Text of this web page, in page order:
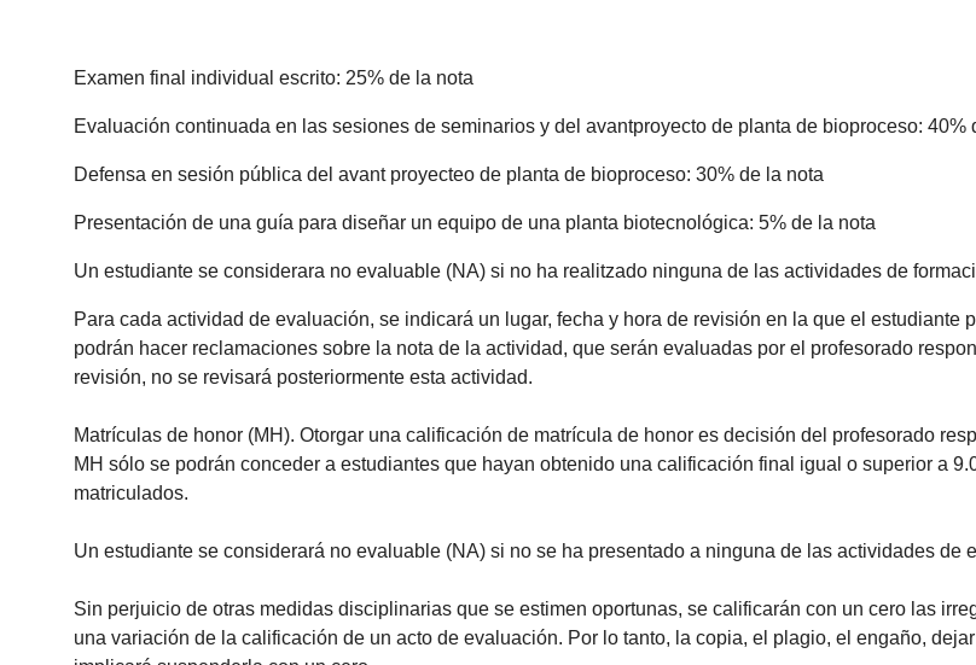
Examen final individual escrito: 25% de la nota
Evaluación continuada en las sesiones de seminarios y del avantproyecto de planta de bioproceso: 40%
Defensa en sesión pública del avant proyecteo de planta de bioproceso: 30% de la nota
Presentación de una guía para diseñar un equipo de una planta biotecnológica: 5% de la nota
Un estudiante se considerara no evaluable (NA) si no ha realitzado ninguna de las actividades de
Para cada actividad de evaluación, se indicará un lugar, fecha y hora de revisión en la que el
podrán hacer reclamaciones sobre la nota de la actividad, que serán evaluadas por el profesorado
revisión, no se revisará posteriormente esta actividad.
Matrículas de honor (MH). Otorgar una calificación de matrícula de honor es decisión del profesorado
MH sólo se podrán conceder a estudiantes que hayan obtenido una calificación final igual o superior a
matriculados.
Un estudiante se considerará no evaluable (NA) si no se ha presentado a ninguna de las actividades de
Sin perjuicio de otras medidas disciplinarias que se estimen oportunas, se calificarán con un cero las
una variación de la calificación de un acto de evaluación. Por lo tanto, la copia, el plagio, el engaño,